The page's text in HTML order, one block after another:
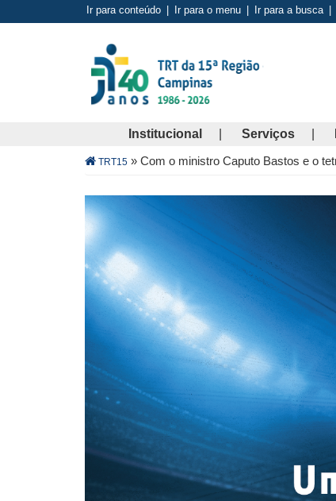
Ir para conteúdo Ir para o menu Ir para a busca
Institucional Serviços
Trilha
navegação
TRT15 » Com o ministro Caputo Bastos e o